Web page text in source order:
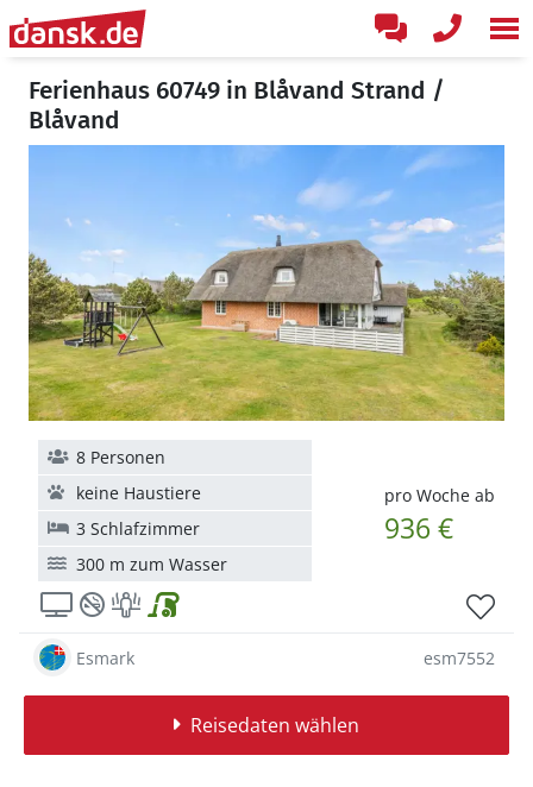
Ferienhaus 60749 in Blåvand Strand /
Blåvand
pro Woche ab
936 €
8 Personen
keine Haustiere
3 Schlafzimmer
300 m zum Wasser
Esmark esm7552
Reisedaten wählen